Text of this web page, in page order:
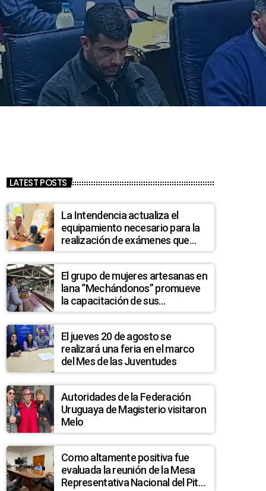
LATEST POSTS
La Intendencia actualiza el
equipamiento necesario para la
realización de exámenes que
permitan detectar posibles
casos de quiste hidatídico
hepático en la población de La
Pedrera
El grupo de mujeres artesanas en
lana “Mechándonos” promueve
la capacitación de sus
integrantes
El jueves 20 de agosto se
realizará una feria en el marco
del Mes de las Juventudes
Autoridades de la Federación
Uruguaya de Magisterio visitaron
Melo
Como altamente positiva fue
evaluada la reunión de la Mesa
Representativa Nacional del Pit